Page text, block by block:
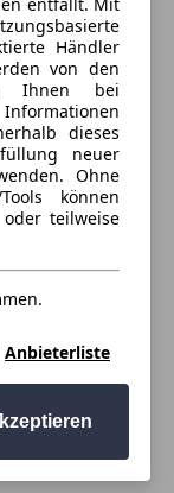
Händler
von den
Ihnen bei
dieses
neuer
Ohne
können
teilweise
Anbieterliste